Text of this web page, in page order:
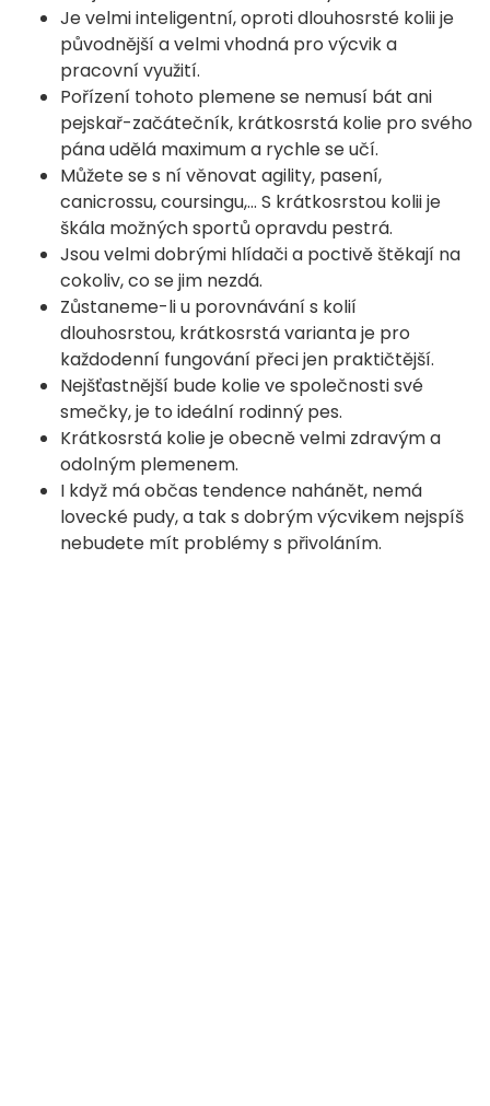
Je velmi inteligentní, oproti dlouhosrsté kolii je
původnější a velmi vhodná pro výcvik a
pracovní využití.
Pořízení tohoto plemene se nemusí bát ani
pejskař-začátečník, krátkosrstá kolie pro svého
pána udělá maximum a rychle se učí.
Můžete se s ní věnovat agility, pasení,
canicrossu, coursingu,… S krátkosrstou kolii je
škála možných sportů opravdu pestrá.
Jsou velmi dobrými hlídači a poctivě štěkají na
cokoliv, co se jim nezdá.
Zůstaneme-li u porovnávání s kolií
dlouhosrstou, krátkosrstá varianta je pro
každodenní fungování přeci jen praktičtější.
Nejšťastnější bude kolie ve společnosti své
smečky, je to ideální rodinný pes.
Krátkosrstá kolie je obecně velmi zdravým a
odolným plemenem.
I když má občas tendence nahánět, nemá
lovecké pudy, a tak s dobrým výcvikem nejspíš
nebudete mít problémy s přivoláním.